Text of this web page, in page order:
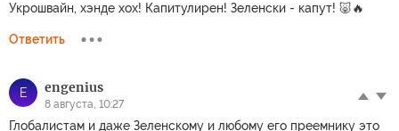
Укрошвайн, хэнде хох! Капитулирен! Зеленски - капут! 🐷🔥
Ответить
E engenius
8 августа, 10:27
Глобалистам и даже Зеленскому и любому его преемнику это